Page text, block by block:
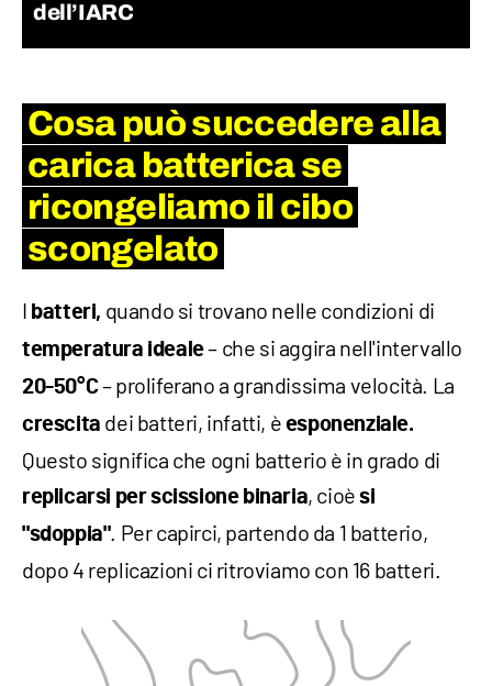
dell’IARC
Cosa può succedere alla
carica batterica se
ricongeliamo il cibo
scongelato
I batteri, quando si trovano nelle condizioni di
temperatura ideale– che si aggira nell'intervallo
20-50°C– proliferano a grandissima velocità. La
crescita dei batteri, infatti, è esponenziale.
Questo significa che ogni batterio è in grado di
replicarsi per scissione binaria, cioèsi
"sdoppia". Per capirci, partendo da 1 batterio,
dopo 4 replicazioni ci ritroviamo con 16 batteri.